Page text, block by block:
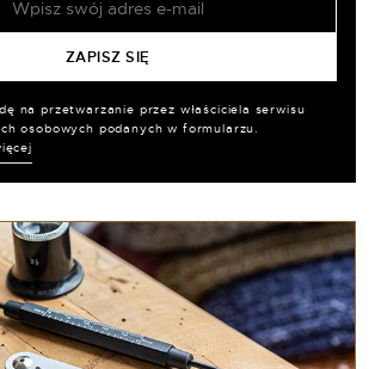
na przetwarzanie przez właściciela serwisu
osobowych podanych w formularzu.